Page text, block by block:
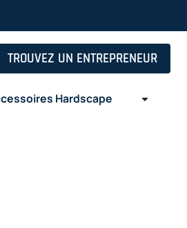
TROUVEZ UN ENTREPRENEUR
Hardscape